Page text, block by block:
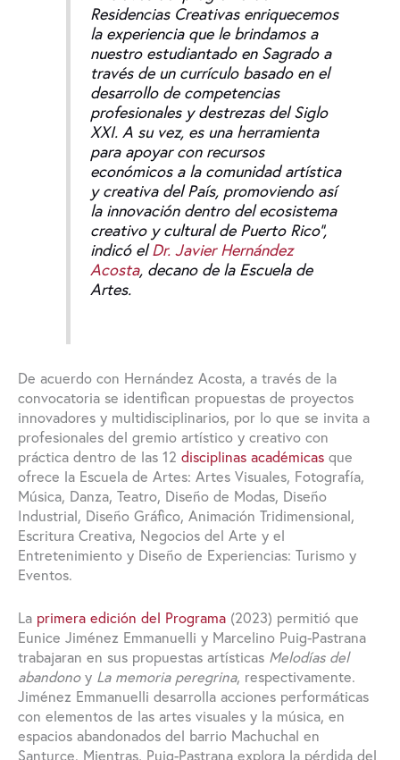
Residencias Creativas enriquecemos
la experiencia que le brindamos a
nuestro estudiantado en Sagrado a
través de un currículo basado en el
desarrollo de competencias
profesionales y destrezas del Siglo
XXI. A su vez, es una herramienta
para apoyar con recursos
económicos a la comunidad artística
y creativa del País, promoviendo así
la innovación dentro del ecosistema
creativo y cultural de Puerto Rico”,
indicó elDr. Javier Hernández
Acosta, decano de la Escuela de
Artes.
De acuerdo con Hernández Acosta, a través de la
convocatoria se identifican propuestas de proyectos
innovadores y multidisciplinarios, por lo que se invita a
profesionales del gremio artístico y creativo con
práctica dentro de las 12 disciplinas académicas que
ofrece la Escuela de Artes: Artes Visuales, Fotografía,
Música, Danza, Teatro, Diseño de Modas, Diseño
Industrial, Diseño Gráfico, Animación Tridimensional,
Escritura Creativa, Negocios del Arte y el
Entretenimiento y Diseño de Experiencias: Turismo y
Eventos.
La primera edición del Programa (2023) permitió que
Eunice Jiménez Emmanuelli y Marcelino Puig-Pastrana
trabajaran en sus propuestas artísticas Melodías del
abandonoy La memoria peregrina, respectivamente.
Jiménez Emmanuelli desarrolla acciones performáticas
con elementos de las artes visuales y la música, en
espacios abandonados del barrio Machuchal en
Santurce. Mientras, Puig-Pastrana explora la pérdida del